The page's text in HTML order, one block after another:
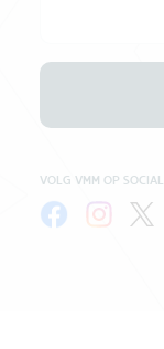
VOLG VMM OP